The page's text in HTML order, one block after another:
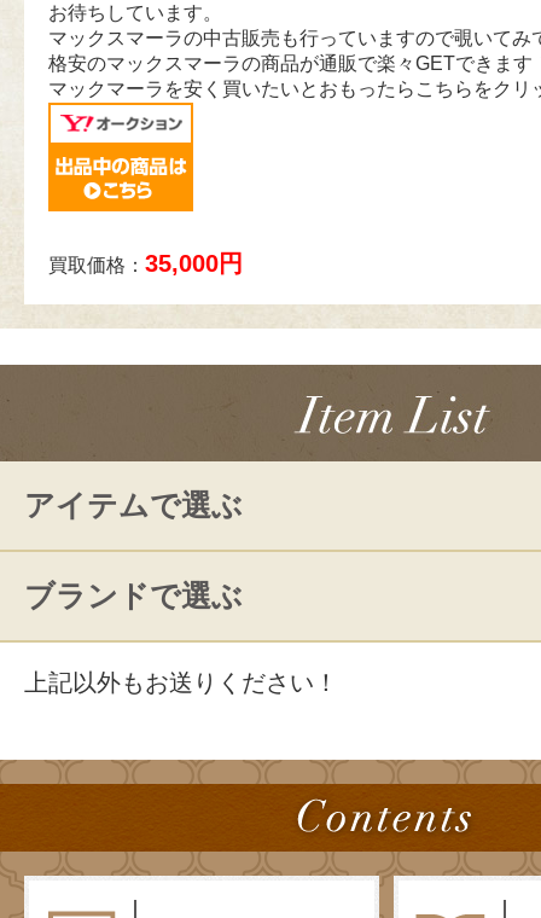
お待ちしています。
マックスマーラの中古販売も行っていますので覗いてみ
格安のマックスマーラの商品が通販で楽々GETできます
マックマーラを安く買いたいとおもったらこちらをクリ
買取価格： 35,000円
アイテムで選ぶ
ブランドで選ぶ
上記以外もお送りください！